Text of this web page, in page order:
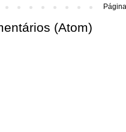
(Atom)